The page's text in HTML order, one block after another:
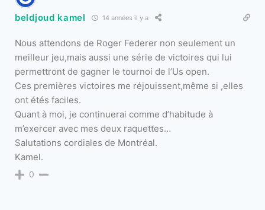
beldjoud kamel 14 années il y a
Nous attendons de Roger Federer non seulement un
meilleur jeu,mais aussi une série de victoires qui lui
permettront de gagner le tournoi de l’Us open.
Ces premières victoires me réjouissent,même si ,elles
ont étés faciles.
Quant à moi, je continuerai comme d’habitude à
m’exercer avec mes deux raquettes…
Salutations cordiales de Montréal.
Kamel.
0